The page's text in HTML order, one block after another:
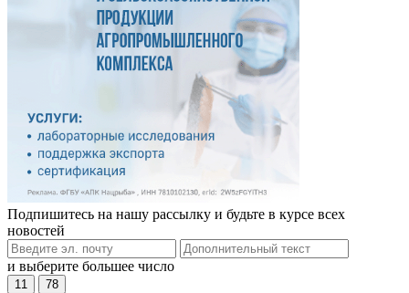
Подпишитесь на нашу рассылку и будьте в курсе всех
новостей
и выберите большее число
11 78